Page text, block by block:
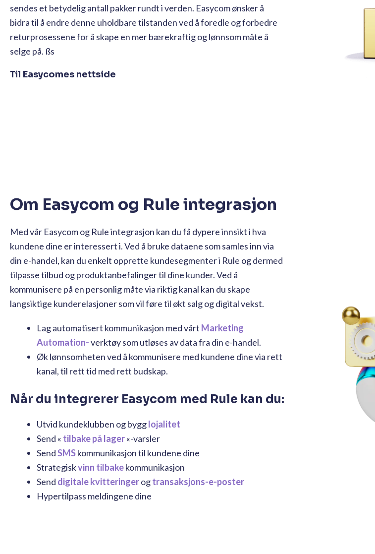
sendes et betydelig antall pakker rundt i verden. Easycom ønsker å
bidra til å endre denne uholdbare tilstanden ved å foredle og forbedre
returprosessene for å skape en mer bærekraftig og lønnsom måte å
selge på. ßs
Til Easycomes nettside
Om Easycom og Rule integrasjon
Med vår Easycom og Rule integrasjon kan du få dypere innsikt i hva
kundene dine er interessert i. Ved å bruke dataene som samles inn via
din e-handel, kan du enkelt opprette kundesegmenter i Rule og dermed
tilpasse tilbud og produktanbefalinger til dine kunder. Ved å
kommunisere på en personlig måte via riktig kanal kan du skape
langsiktige kunderelasjoner som vil føre til økt salg og digital vekst.
Lag automatisert kommunikasjon med vårt Marketing
Automation-verktøy som utløses av data fra din e-handel.
Øk lønnsomheten ved å kommunisere med kundene dine via rett
kanal, til rett tid med rett budskap.
Når du integrerer Easycom med Rule kan du:
Utvid kundeklubben og bygglojalitet
Send « tilbake på lager«-varsler
SendSMSkommunikasjon til kundene dine
Strategiskvinn tilbakekommunikasjon
Send digitale kvitteringerogtransaksjons-e-poster
Hypertilpass meldingene dine